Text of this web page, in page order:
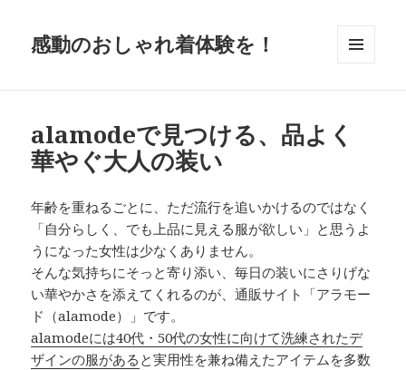
感動のおしゃれ着体験を！
alamodeで見つける、品よく
華やぐ大人の装い
年齢を重ねるごとに、ただ流行を追いかけるのではなく
「自分らしく、でも上品に見える服が欲しい」と思うよ
うになった女性は少なくありません。
そんな気持ちにそっと寄り添い、毎日の装いにさりげな
い華やかさを添えてくれるのが、通販サイト「アラモー
ド（alamode）」です。
alamodeには40代・50代の女性に向けて洗練されたデ
ザインの服がある と実用性を兼ね備えたアイテムを多数